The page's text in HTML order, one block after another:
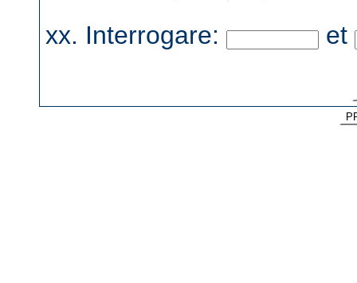
xx. Interrogare:
et